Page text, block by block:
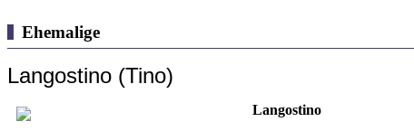
Ehemalige
Langostino (Tino)
Langostino